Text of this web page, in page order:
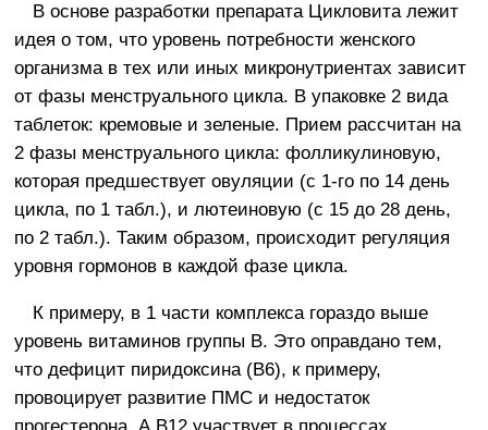
В основе разработки препарата Цикловита лежит
идея о том, что уровень потребности женского
организма в тех или иных микронутриентах зависит
от фазы менструального цикла. В упаковке 2 вида
таблеток: кремовые и зеленые. Прием рассчитан на
2 фазы менструального цикла: фолликулиновую,
которая предшествует овуляции (с 1-го по 14 день
цикла, по 1 табл.), и лютеиновую (с 15 до 28 день,
по 2 табл.). Таким образом, происходит регуляция
уровня гормонов в каждой фазе цикла.
К примеру, в 1 части комплекса гораздо выше
уровень витаминов группы B. Это оправдано тем,
что дефицит пиридоксина (B6), к примеру,
провоцирует развитие ПМС и недостаток